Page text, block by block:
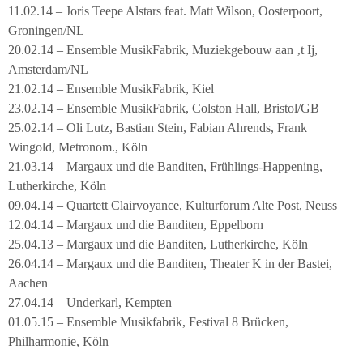
11.02.14 – Joris Teepe Alstars feat. Matt Wilson, Oosterpoort,
Groningen/NL
20.02.14 – Ensemble MusikFabrik, Muziekgebouw aan ‚t Ij,
Amsterdam/NL
21.02.14 – Ensemble MusikFabrik, Kiel
23.02.14 – Ensemble MusikFabrik, Colston Hall, Bristol/GB
25.02.14 – Oli Lutz, Bastian Stein, Fabian Ahrends, Frank
Wingold, Metronom., Köln
21.03.14 – Margaux und die Banditen, Frühlings-Happening,
Lutherkirche, Köln
09.04.14 – Quartett Clairvoyance, Kulturforum Alte Post, Neuss
12.04.14 – Margaux und die Banditen, Eppelborn
25.04.13 – Margaux und die Banditen, Lutherkirche, Köln
26.04.14 – Margaux und die Banditen, Theater K in der Bastei,
Aachen
27.04.14 – Underkarl, Kempten
01.05.15 – Ensemble Musikfabrik, Festival 8 Brücken,
Philharmonie, Köln